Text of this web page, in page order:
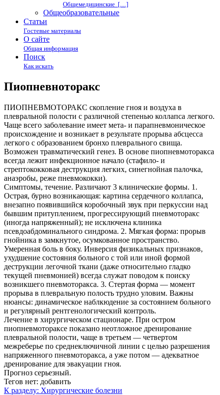
Общемедицинские […]
Общеобразовательные
Статьи
Гостевые материалы
О сайте
Общая информация
Поиск
Как искать
Пиопневноторакс
ПИОПНЕВМОТОРАКС скопление гноя и воздуха в
плевральной полости с различной степенью коллапса легкого.
Чаще всего заболевание имеет мета- и парапневмоническое
происхождение и возникает в результате прорыва абсцесса
легкого с образованием бронхо плеврального свища.
Возможен травматический генез. В основе пиопневмоторакса
всегда лежит инфекционное начало (стафило- и
стрептококковая деструкция легких, синегнойная палочка,
анаэробы, реже пневмококки).
Симптомы, течение. Различают 3 клинические формы. 1.
Острая, бурно возникающая: картина сердечного коллапса,
внезапно появившийся коробочный звук при перкуссии над
бывшим притуплением, прогрессирующий пневмоторакс
(иногда напряженный); не исключена клиника
псевдоабдоминального синдрома. 2. Мягкая форма: прорыв
гнойника в замкнутое, осумкованное пространство.
Умеренная боль в боку. Инверсия физикальных признаков,
ухудшение состояния больного с той или иной формой
деструкции легочной ткани (даже относительно гладко
текущей пневмонией) всегда служат поводом к поиску
возникшего пневмоторакса. 3. Стертая форма — момент
прорыва в плевральную полость трудно уловим. Важны
нюансы: динамическое наблкюдение за состоянием больного
и регулярный рентгенологический контроль.
Лечение в хирургическом стационаре. При остром
пиопневмотораксе показано неотложное дренирование
плевральной полости, чаще в третьем — четвертом
межреберье по среднеключичной линии с целью разрешения
напряженного пневмоторакса, а уже потом — адекватное
дренирование для эвакуации гноя.
Прогноз серьезный.
Тегов нет: добавить
К разделу: Хирургические болезни